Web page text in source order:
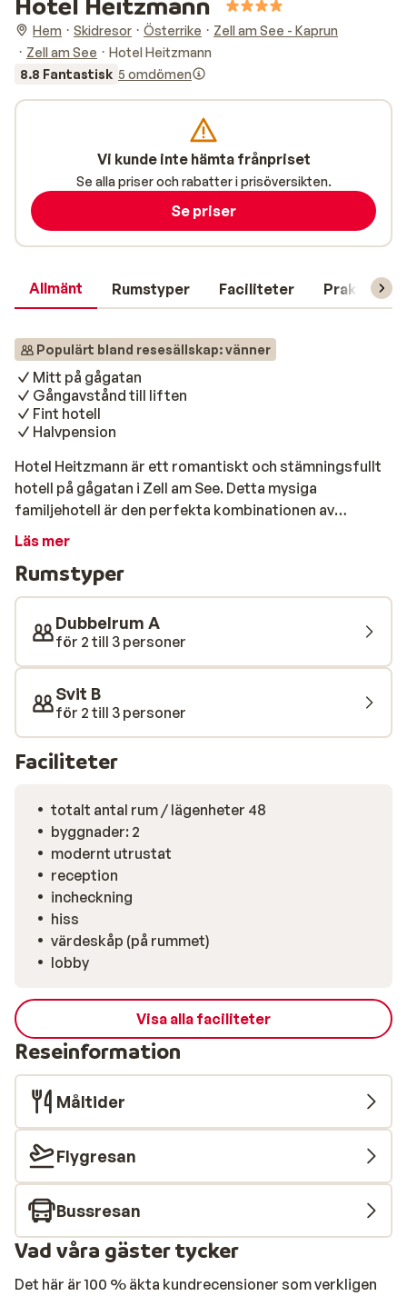
Hem Skidresor Österrike
Zell am See - Kaprun
Zell am See
Hotel Heitzmann
8.8 Fantastisk 5 omdömen
Allmänt Rumstyper Faciliteter Praktisk
Populärt bland resesällskap: vänner
Mitt på gågatan
Gångavstånd till liften
Fint hotell
Halvpension
Hotel Heitzmann är ett romantiskt och stämningsfullt
hotell på gågatan i Zell am See. Detta mysiga
familjehotell är den perfekta kombinationen av
tradition och modern komfort och är synligt inrett med
inredda och har ett modernt badrum och en bekväm
sittgrupp. City Express-liften ligger bara 120 meter
bort. För en bit mat och en drink kan du besöka
restaurangen, baren med chill-out lounge och, vid
soligt väder, även den härliga terrassen.
Läs mer
Rumstyper
Dubbelrum A
för 2 till 3 personer
Svit B
för 2 till 3 personer
Faciliteter
totalt antal rum / lägenheter 48
byggnader: 2
modernt utrustat
reception
incheckning
hiss
värdeskåp (på rummet)
lobby
Visa alla faciliteter
Reseinformation
Måltider
Flygresan
Bussresan
Vad våra gäster tycker
Det här är 100 % äkta kundrecensioner som verkligen
Vi kunde inte hämta frånpriset
Se alla priser och rabatter i prisöversikten.
Se priser